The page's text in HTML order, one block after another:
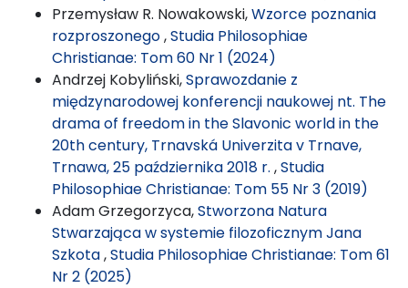
Przemysław R. Nowakowski,Wzorce poznania
rozproszonego,Studia Philosophiae
Christianae: Tom 60 Nr 1 (2024)
Andrzej Kobyliński,Sprawozdanie z
międzynarodowej konferencji naukowej nt. The
drama of freedom in the Slavonic world in the
20th century, Trnavská Univerzita v Trnave,
Trnawa, 25 października 2018 r. ,Studia
Philosophiae Christianae: Tom 55 Nr 3 (2019)
Adam Grzegorzyca,Stworzona Natura
Stwarzająca w systemie filozoficznym Jana
Szkota,Studia Philosophiae Christianae: Tom 61
Nr 2 (2025)